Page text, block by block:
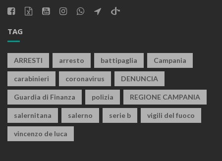
TAG
ARRESTI arresto battipaglia Campania
carabinieri coronavirus DENUNCIA
Guardia di Finanza polizia REGIONE CAMPANIA
salernitana salerno serie b vigili del fuoco
vincenzo de luca